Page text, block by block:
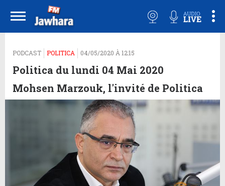
PODCAST POLITICA 04/05/2020 À 12:15
Politica du lundi 04 Mai 2020
Mohsen Marzouk, l'invité de Politica